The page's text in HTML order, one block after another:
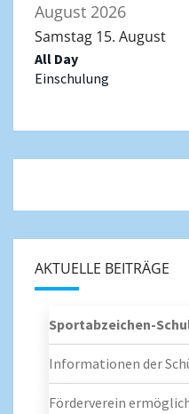
August 2026
Samstag 15. August
All Day
Einschulung
AKTUELLE BEITRÄGE
Sportabzeichen-
Informationen der
Förderverein